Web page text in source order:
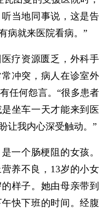
当地同事说，这是告
病就来医院看病。”
疗资源匮乏，外科手
冲突，病人在诊室外
任何怨言。“很多患者
坐车一天才能来到医
让我内心深受触动。”
一个肠梗阻的女孩。
养不良，13岁的小女
样子。她由母亲带到
快下班的时间。经腹